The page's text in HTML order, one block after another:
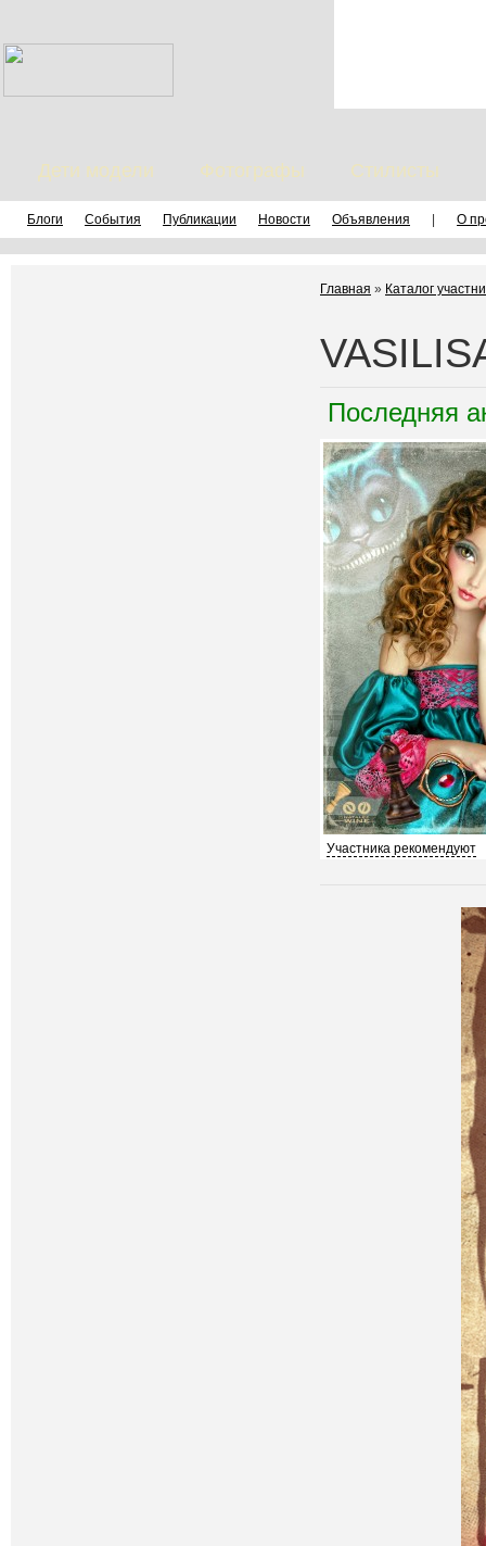
Дети модели Фотографы Стилисты
Блоги События Публикации Новости Объявления О
Главная » Каталог
Последняя
Участника рекомендуют